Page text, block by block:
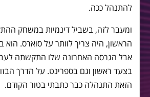
להתנהל ככה.
ומעבר לזה, בשביל דינמיות במשחק
הראשון, היה צריך לוותר על סוארס. הוא
אבל הגרסה האחרונה שלו התקשתה
בצעד ראשון וגם בספרינט. על הדרך
הזאת התנהלה כבר כתבתי בטור הקודם.